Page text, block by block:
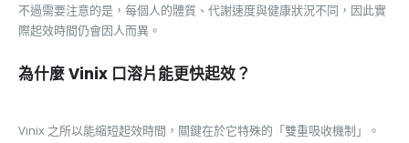
不過需要注意的是，每個人的體質、代謝速度與健康狀況不同，因此實
際起效時間仍會因人而異。
為什麼 Vinix 口溶片能更快起效？
Vinix 之所以能縮短起效時間，關鍵在於它特殊的「雙重吸收機制」。